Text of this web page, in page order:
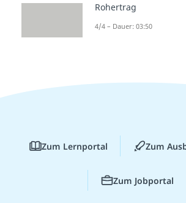
Rohertrag
4/4 – Dauer: 03:50
Zum Lernportal Zum
Zum Jobportal